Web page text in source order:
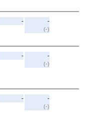
-
-
(-)
-
-
(-)
-
-
(-)